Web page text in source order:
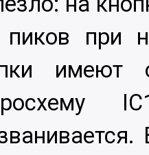
пиков при
имеют